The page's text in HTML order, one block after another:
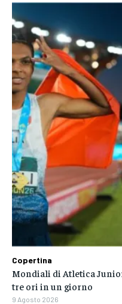
Copertina
Mondiali di Atletica
tre ori in un giorno
9 Agosto 2026